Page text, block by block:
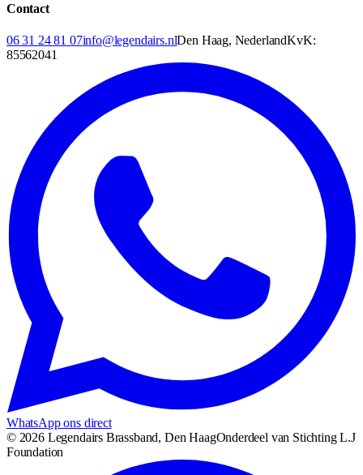
Contact
06 31 24 81 07info@legendairs.nlDen Haag, NederlandKvK:
85562041
WhatsApp ons direct
© 2026Legendairs Brassband, Den HaagOnderdeel van Stichting L.J
Foundation